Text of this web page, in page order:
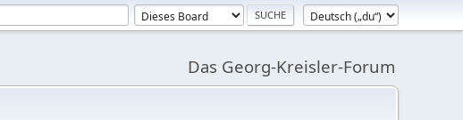
Das Georg-Kreisler-Forum